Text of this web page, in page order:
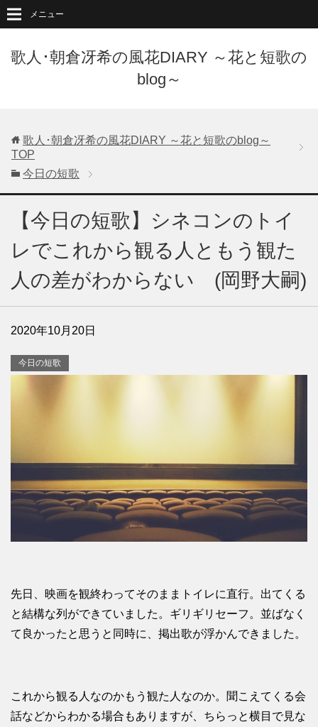
歌人･朝倉冴希の風花DIARY ～花と短歌の
blog～
メニュー
歌人･朝倉冴希の風花DIARY ～花と短歌のblog～
TOP
今日の短歌
【今日の短歌】シネコンのトイ
レでこれから観る人ともう観た
人の差がわからない (岡野大嗣)
2020年10月20日
今日の短歌
先日、映画を観終わってそのままトイレに直行。出てくる
と結構な列ができていました。ギリギリセーフ。並ばなく
て良かったと思うと同時に、掲出歌が浮かんできました。
これから観る人なのかもう観た人なのか。聞こえてくる会
話などからわかる場合もありますが、ちらっと横目で見な